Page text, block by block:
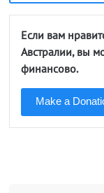
Если вам
Австралии, вы
финансово.
Make a